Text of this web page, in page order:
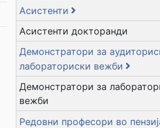
Асистенти
Асистенти докторанди
Демонстратори за
лабораториски вежби
Демонстратори за
вежби
Редовни професори во